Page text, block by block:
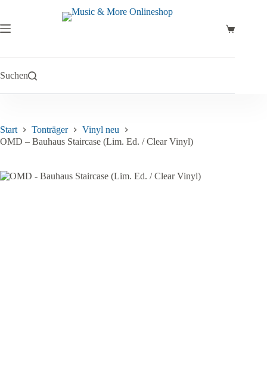
springen
Warenkorb
Suchen
Start Tonträger
Vinyl neu
OMD – Bauhaus Staircase (Lim. Ed. / Clear Vinyl)